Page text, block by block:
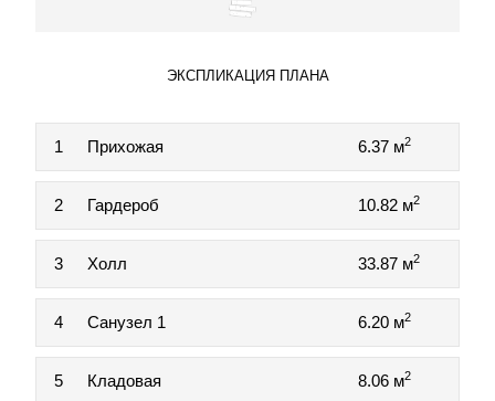
ЭКСПЛИКАЦИЯ ПЛАНА
1 Прихожая 6.37 м2
2 Гардероб 10.82 м2
3 Холл 33.87 м2
4 Санузел 1 6.20 м2
5 Кладовая 8.06 м2